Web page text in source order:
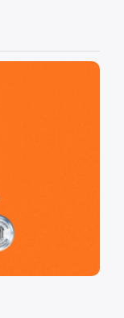
e sustentável